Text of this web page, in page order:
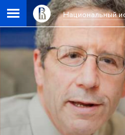
Национальный